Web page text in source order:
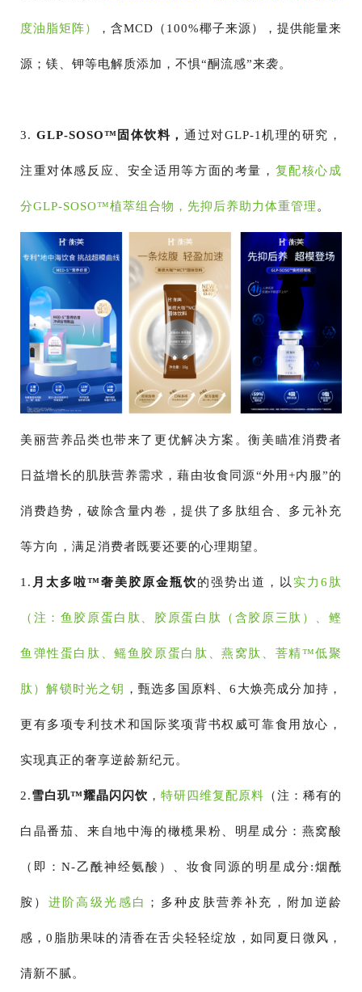
度油脂矩阵） ，含MCD（100%椰子来源），提供能量来
源；镁、钾等电解质添加，不惧“酮流感”来袭。
3. GLP-SOSO™固体饮料， 通过对GLP-1机理的研究，
注重对体感反应、安全适用等方面的考量， 复配核心成
分GLP-SOSO™植萃组合物，先抑后养助力体重管理 。
美丽营养品类也带来了更优解决方案。衡美瞄准消费者
日益增长的肌肤营养需求，藉由妆食同源“外用+内服”的
消费趋势，破除含量内卷，提供了多肽组合、多元补充
等方向，满足消费者既要还要的心理期望。
1. 月太多啦™奢美胶原金瓶饮的强势出道，以 实力6肽
（注：鱼胶原蛋白肽、胶原蛋白肽（含胶原三肽）、鲣
鱼弹性蛋白肽、鳐鱼胶原蛋白肽、燕窝肽、菩精™低聚
肽）解锁时光之钥 ，甄选多国原料、6大焕亮成分加持，
更有多项专利技术和国际奖项背书权威可靠食用放心，
实现真正的奢享逆龄新纪元。
2.雪白玑™耀晶闪闪饮 ， 特研四维复配原料 （注：稀有的
白晶番茄、来自地中海的橄榄果粉、明星成分：燕窝酸
（即：N-乙酰神经氨酸）、妆食同源的明星成分:烟酰
胺） 进阶高级光感白 ；多种皮肤营养补充，附加逆龄
感，0脂肪果味的清香在舌尖轻轻绽放，如同夏日微风，
清新不腻。